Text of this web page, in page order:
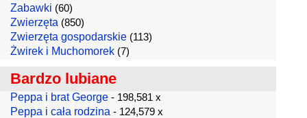
Zabawki (60)
Zwierzęta (850)
Zwierzęta gospodarskie (113)
Żwirek i Muchomorek (7)
Bardzo lubiane
Peppa i brat George - 198,581 x
Peppa i cała rodzina - 124,579 x